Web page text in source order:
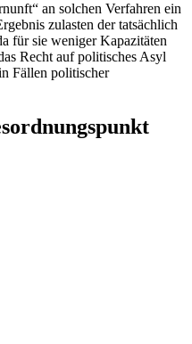
an solchen Verfahren ein
zulasten der tatsächlich
für sie weniger Kapazitäten
Recht auf politisches Asyl
Fällen politischer